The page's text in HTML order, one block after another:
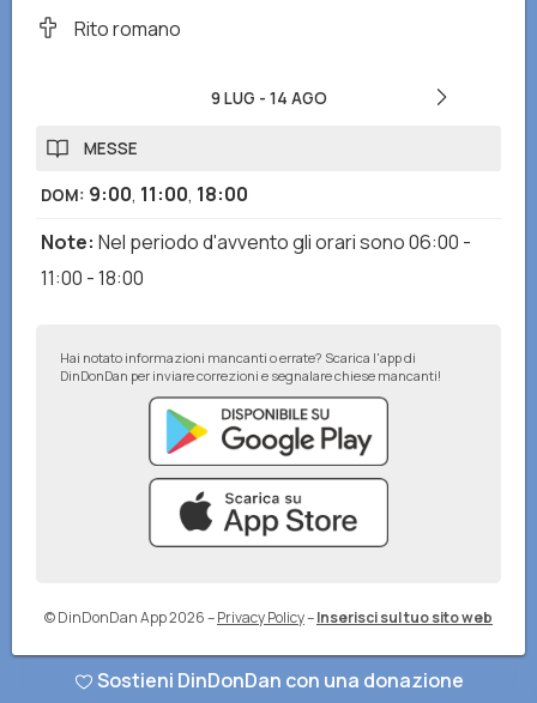
Rito romano
9 LUG - 14 AGO
MESSE
DOM: 9:00, 11:00, 18:00
Note: Nel periodo d'avvento gli orari sono 06:00 -
11:00 - 18:00
Hai notato informazioni mancanti o errate? Scarica l'app di
DinDonDan per inviare correzioni e segnalare chiese mancanti!
© DinDonDan App 2026–Privacy Policy–Inserisci sul tuo sito web
Sostieni DinDonDan con una donazione